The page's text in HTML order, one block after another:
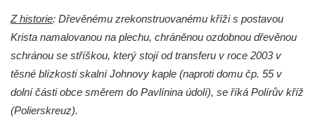
Boží muka v Plavu
Kříž u Obrázku severovýchodně od
Z historie: Dřevěnému zrekonstruovanému kříži s postavou
Krista namalovanou na plechu, chráněnou ozdobnou dřevěnou
schránou se stříškou, který stojí od transferu v roce 2003 v
těsné blízkosti skalní Johnovy kaple (naproti domu čp. 55 v
dolní části obce směrem do Pavlínina údolí), se říká Polírův kříž
(Polierskreuz).